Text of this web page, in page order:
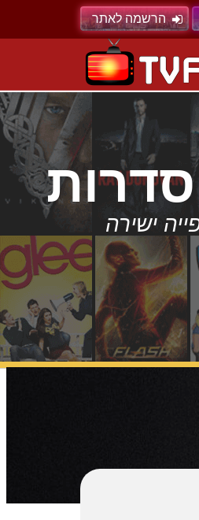
הרשמה לאתר